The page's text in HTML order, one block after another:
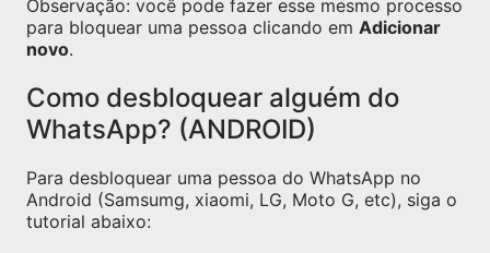
Observação: você pode fazer esse mesmo processo
para bloquear uma pessoa clicando em Adicionar
novo.
Como desbloquear alguém do
WhatsApp? (ANDROID)
Para desbloquear uma pessoa do WhatsApp no
Android (Samsumg, xiaomi, LG, Moto G, etc), siga o
tutorial abaixo: